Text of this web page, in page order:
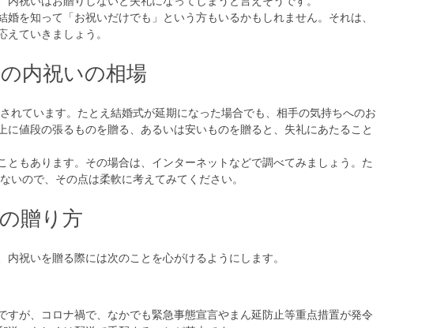
を知って「お祝いだけでも」という方もいるかもしれません。それは、
ていきましょう。
内祝いの相場
れています。たとえ結婚式が延期になった場合でも、相手の気持ちへのお
値段の張るものを贈る、あるいは安いものを贈ると、失礼にあたること
もあります。その場合は、インターネットなどで調べてみましょう。た
ので、その点は柔軟に考えてみてください。
贈り方
祝いを贈る際には次のことを心がけるようにします。
が、コロナ禍で、なかでも緊急事態宣言やまん延防止等重点措置が発令